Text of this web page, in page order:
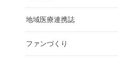
地域医療連携誌
ファンづくり